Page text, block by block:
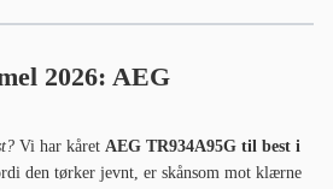
2026: AEG
Vi har kåret AEG TR934A95G til best i
den tørker jevnt, er skånsom mot klærne